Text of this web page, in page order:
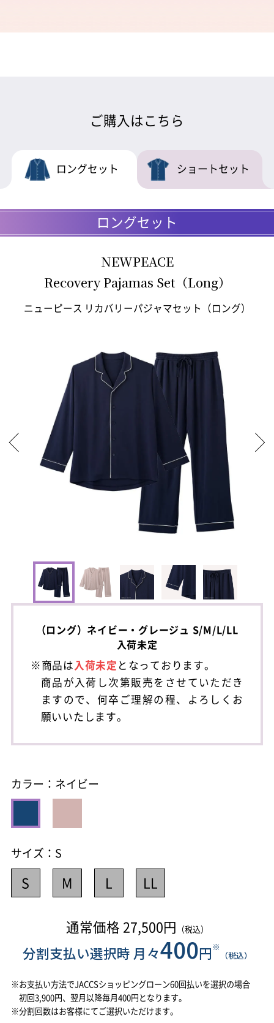
ご購入はこちら
ロングセット ショートセット
ロングセット
NEWPEACE
Recovery Pajamas Set（Long）
ニューピース リカバリーパジャマセット（ロング）
（ロング）ネイビー・グレージュ S/M/L/LL
入荷未定
※商品は 入荷未定 となっております。
商品が入荷し次第販売をさせていただき
ますので、何卒ご理解の程、よろしくお
願いいたします。
カラー： ネイビー
サイズ： S
S M L LL
通常価格 27,500円 （税込）
分割支払い選択時 月々400円 ※
（税込）
※お支払い方法でJACCSショッピングローン60回払いを選択の場合
初回3,900円、翌月以降毎月400円となります。
※分割回数はお客様にてご選択いただけます。